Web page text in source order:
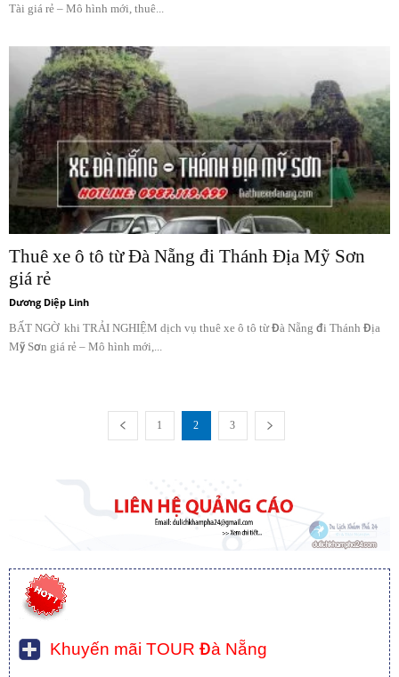
Tài giá rẻ – Mô hình mới, thuê...
Thuê xe ô tô từ Đà Nẵng đi Thánh Địa Mỹ Sơn
giá rẻ
Dương Diệp Linh
BẤT NGỜ khi TRẢI NGHIỆM dịch vụ thuê xe ô tô từ Đà Nẵng đi Thánh Địa
Mỹ Sơn giá rẻ – Mô hình mới,...
1 2 3
Khuyến mãi TOUR Đà Nẵng